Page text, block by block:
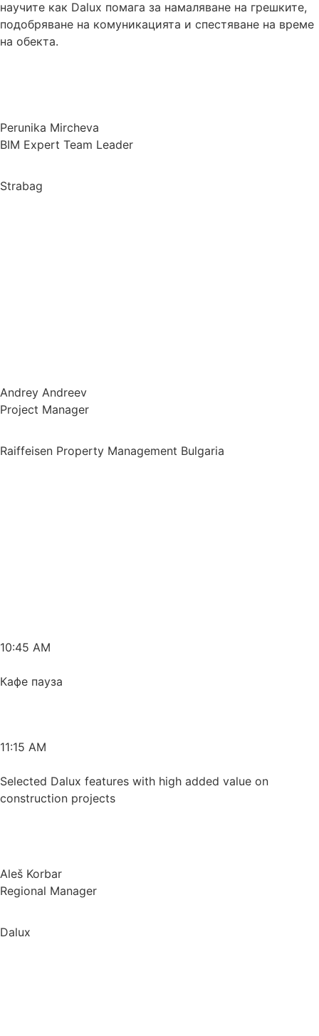
научите как Dalux помага за намаляване на грешките,
подобряване на комуникацията и спестяване на време
на обекта.
Perunika Mircheva
BIM Expert Team Leader
Strabag
Andrey Andreev
Project Manager
Raiffeisen Property Management Bulgaria
10:45 AM
Кафе пауза
11:15 AM
Selected Dalux features with high added value on
construction projects
Aleš Korbar
Regional Manager
Dalux